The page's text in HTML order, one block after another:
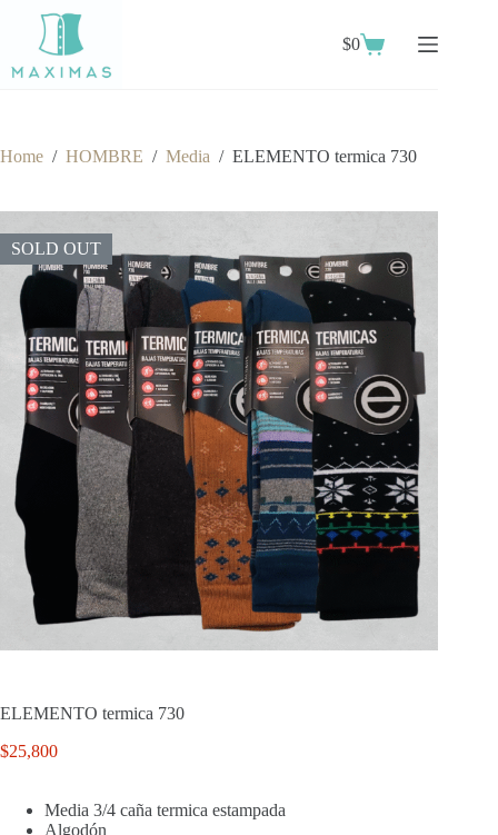
content
Shopping
$0
Home / HOMBRE / Media / ELEMENTO termica 730
SOLD OUT
ELEMENTO termica 730
$25,800
Media 3/4 caña termica estampada
Algodón